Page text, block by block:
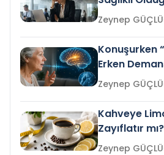
Gelir mi?Zeynep
Konuşurken
Erken
mi?
Zeynep
Kahveye
Zayıflatır mı?
Zeynep